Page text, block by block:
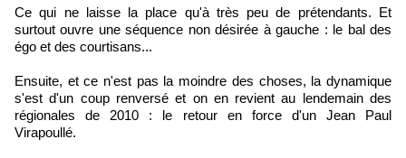
Ce qui ne laisse la place qu'à très peu de prétendants. Et
surtout ouvre une séquence non désirée à gauche : le bal des
égo et des courtisans...
Ensuite, et ce n'est pas la moindre des choses, la dynamique
s'est d'un coup renversé et on en revient au lendemain des
régionales de 2010 : le retour en force d'un Jean Paul
Virapoullé.